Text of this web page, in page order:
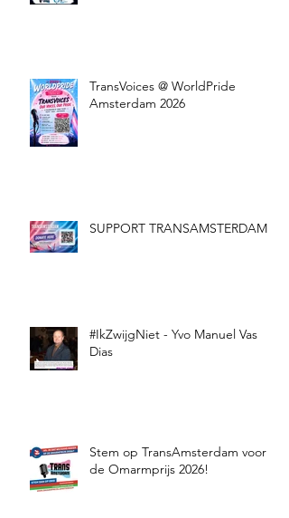
TransVoices @ WorldPride
Amsterdam 2026
SUPPORT TRANSAMSTERDAM
#IkZwijgNiet - Yvo Manuel Vas
Dias
Stem op TransAmsterdam voor
de Omarmprijs 2026!